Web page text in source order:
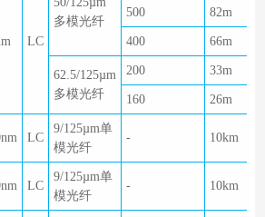
LC
多模光纤
500 82m
400 66m
62.5/125µm
多模光纤
200 33m
160 26m
LC
9/125µm单
模光纤
- 10km
LC
9/125µm单
模光纤
- 10km